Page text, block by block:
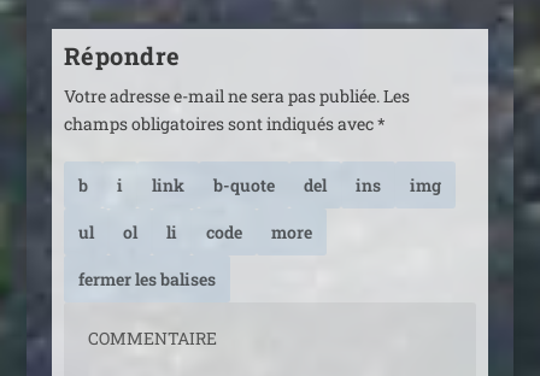
Répondre
Votre adresse e-mail ne sera pas publiée.Les
champs obligatoires sont indiqués avec*